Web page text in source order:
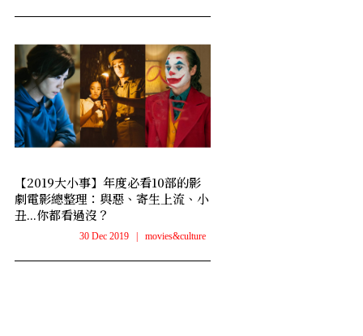
【2019大小事】年度必看10部的影
劇電影總整理：與惡、寄生上流、小
丑...你都看過沒？
30 Dec 2019 movies&culture